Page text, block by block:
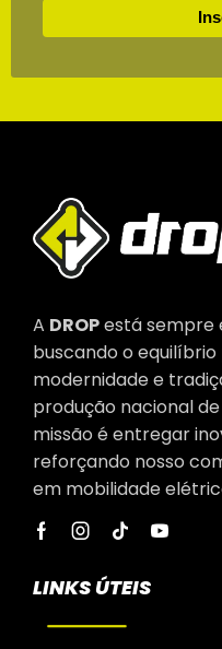
A DROPestá sempre
buscando o
modernidade e
produção nacional
missão é entregar
reforçando nosso
em mobilidade
LINKS ÚTEIS